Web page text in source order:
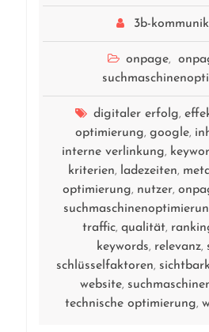
3b-
onpage,
digitaler erfolg,
optimierung, google,
interne verlinkung,
kriterien, ladezeiten,
optimierung, nutzer,
traffic, qualität,
keywords, relevanz,
schlüsselfaktoren,
website,
technische optimierung,